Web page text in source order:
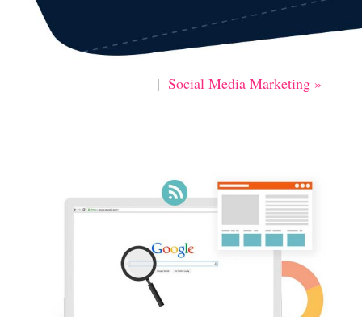
| Social Media Marketing »